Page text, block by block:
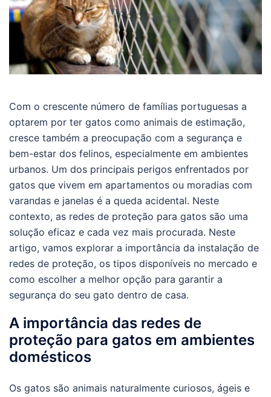
Com o crescente número de famílias portuguesas a
optarem por ter gatos como animais de estimação,
cresce também a preocupação com a segurança e
bem-estar dos felinos, especialmente em ambientes
urbanos. Um dos principais perigos enfrentados por
gatos que vivem em apartamentos ou moradias com
varandas e janelas é a queda acidental. Neste
contexto, as redes de proteção para gatos são uma
solução eficaz e cada vez mais procurada. Neste
artigo, vamos explorar a importância da instalação de
redes de proteção, os tipos disponíveis no mercado e
como escolher a melhor opção para garantir a
segurança do seu gato dentro de casa.
A importância das redes de
proteção para gatos em ambientes
domésticos
Os gatos são animais naturalmente curiosos, ágeis e